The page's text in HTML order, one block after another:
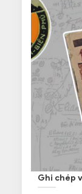
Ghi chép